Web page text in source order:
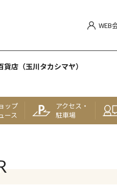
WEB
貨店（玉川タカシマヤ）
ップ
ース
アクセス・
駐車場